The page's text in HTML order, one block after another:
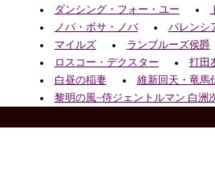
ダンシング・フォー・ユー
ノバ・ボサ・ノバ
バレンシ
マイルズ
ランブルーズ侯爵
ロスコー・デクスター
打田
白昼の稲妻
維新回天・竜馬
黎明の風~侍ジェントルマン 白洲